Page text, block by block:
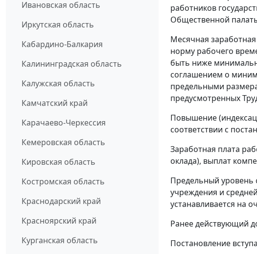
Ивановская область
Иркутская область
Кабардино-Балкария
Калининградская область
Калужская область
Камчатский край
Карачаево-Черкессия
Кемеровская область
Кировская область
Костромская область
Краснодарский край
Красноярский край
Курганская область
работников
Общественной
Месячная
норму рабочего
быть ниже
соглашением о
предельными
предусмотренных
Повышение
соответствии с
Заработная плата
оклада), выплат
Предельный уровень
учреждения и
устанавливается на
Ранее действующий
Постановление